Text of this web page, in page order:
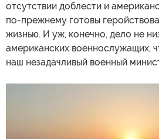
отсутствии доблести и
по-прежнему готовы
жизнью. И уж, конечно, дело не
американских военнослужащих,
наш незадачливый военный